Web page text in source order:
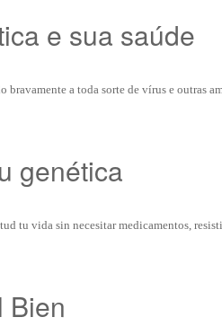
e sua saúde
a toda sorte de vírus e outras
genética
tu vida sin necesitar medicamentos,
Bien